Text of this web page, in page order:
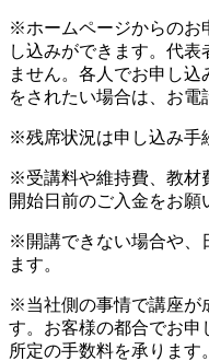
※ホームページからのお
し込みができます。代
ません。各人でお申し
をされたい場合は、お電
※残席状況は申し込み手
※受講料や維持費、教材
開始日前のご入金をお願
※開講できない場合や、
ます。
※当社側の事情で講座が
す。お客様の都合でお申
所定の手数料を承ります。